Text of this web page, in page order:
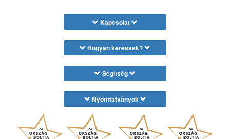
Kapcsolat
Hogyan keressek?
Segítség
Nyomtatványok